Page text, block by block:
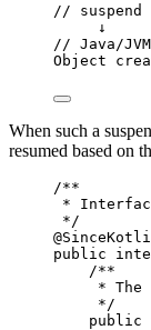
//
↓
// Java/JVM
Object
When such a
resumed based on
/**
*
*/
public
/**
*
*/
public